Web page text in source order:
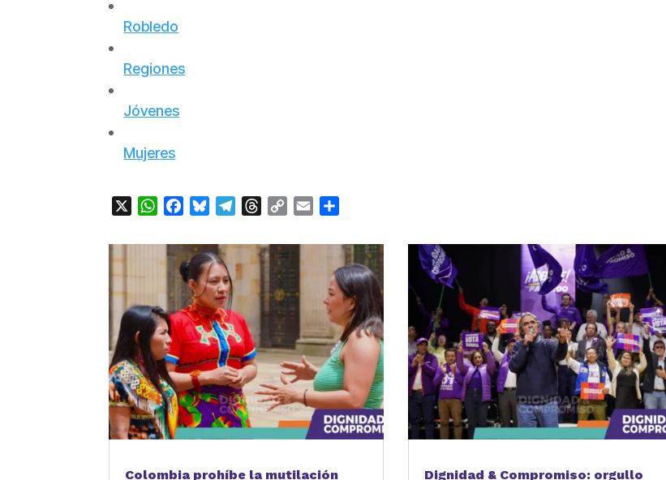
Robledo
Regiones
Jóvenes
Mujeres
WhatsApp
FacebookBlueskyTelegramThreads
Copy Email
Colombia prohíbe la mutilación Dignidad & Compromiso: orgullo